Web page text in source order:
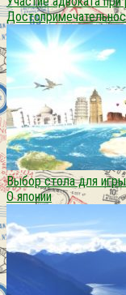
Выбор стола для
О японии